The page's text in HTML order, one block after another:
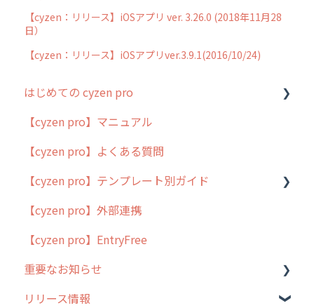
【cyzen：リリース】iOSアプリ ver. 3.26.0 (2018年11月28
日）
【cyzen：リリース】iOSアプリver.3.9.1(2016/10/24)
はじめての cyzen pro
cyzen pro とは？
簡易マニュアル
cyzen proの位置情報取得について
用語集
よくある質問
【cyzen pro】マニュアル
【cyzen pro】よくある質問
【cyzen pro】テンプレート別ガイド
ポスティング
ラウンダー
メンテナンス
外廻り営業
【cyzen pro】外部連携
【cyzen pro】EntryFree
重要なお知らせ
過去の重要なお知らせ
リリース情報